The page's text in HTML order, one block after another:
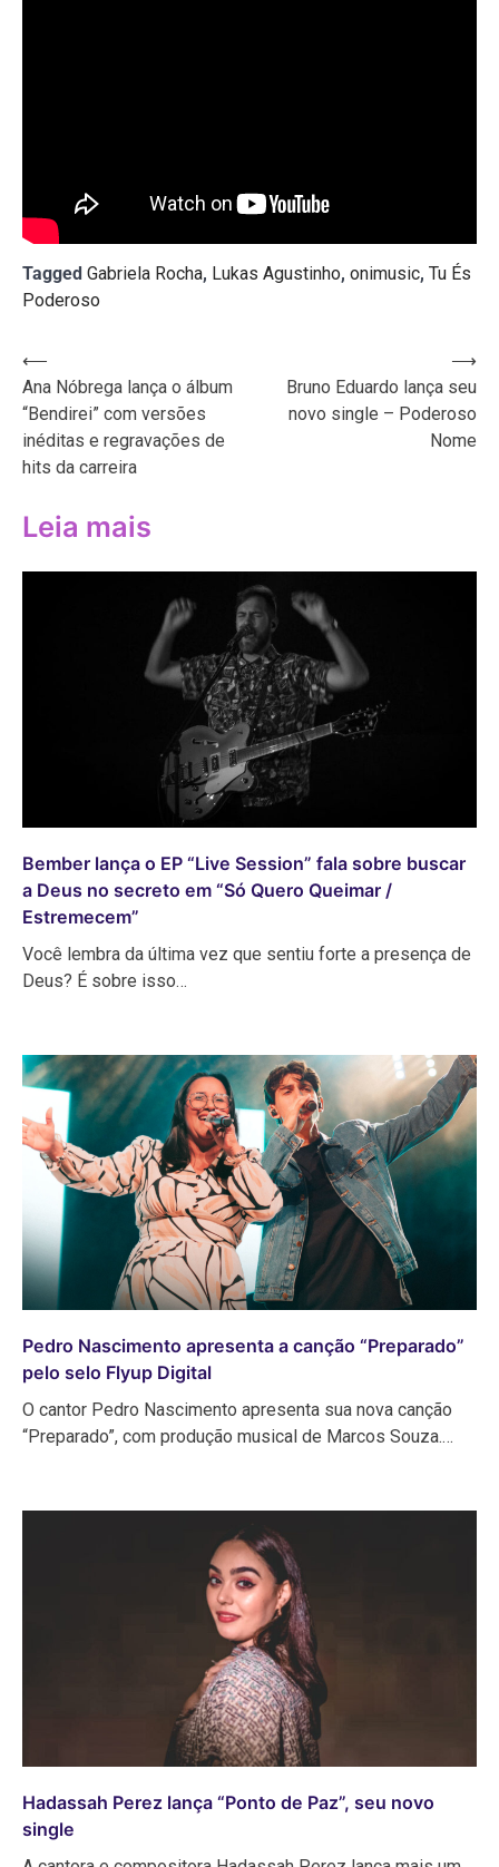
Tagged Gabriela Rocha, Lukas Agustinho, onimusic, Tu És
Poderoso
Navegação
de
Post
⟵
Ana Nóbrega lança o álbum
“Bendirei” com versões
inéditas e regravações de
hits da carreira
Bruno Eduardo lança seu
novo single – Poderoso
Nome
⟶
Leia mais
Bember lança o EP “Live Session” fala sobre buscar
a Deus no secreto em “Só Quero Queimar /
Estremecem”
Você lembra da última vez que sentiu forte a presença de
Deus? É sobre isso…
Pedro Nascimento apresenta a canção “Preparado”
pelo selo Flyup Digital
O cantor Pedro Nascimento apresenta sua nova canção
“Preparado”, com produção musical de Marcos Souza.…
Hadassah Perez lança “Ponto de Paz”, seu novo
single